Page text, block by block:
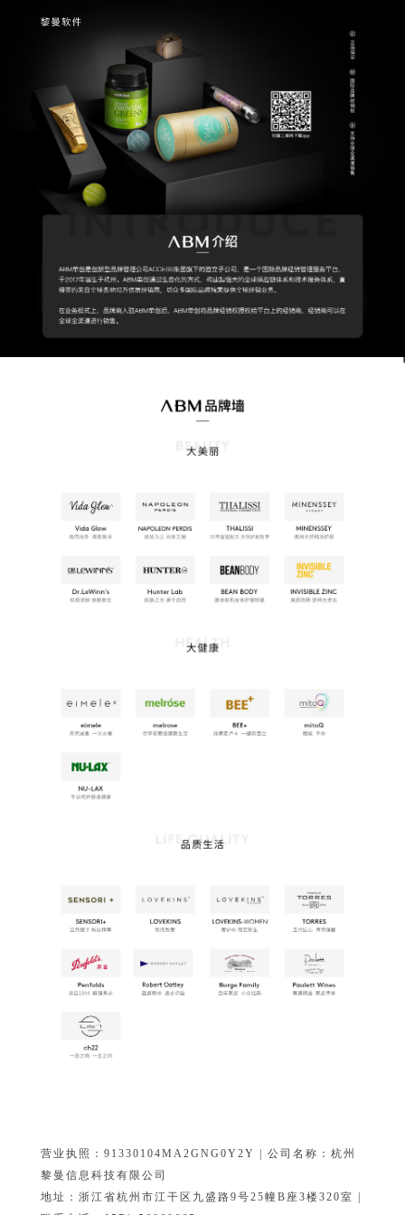
营业执照：91330104MA2GNG0Y2Y | 公司名称：杭州
黎曼信息科技有限公司
地址：浙江省杭州市江干区九盛路9号25幢B座3楼320室 |